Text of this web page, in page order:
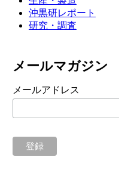
沖黒研レポート
研究・調査
メールマガジン
メールアドレス